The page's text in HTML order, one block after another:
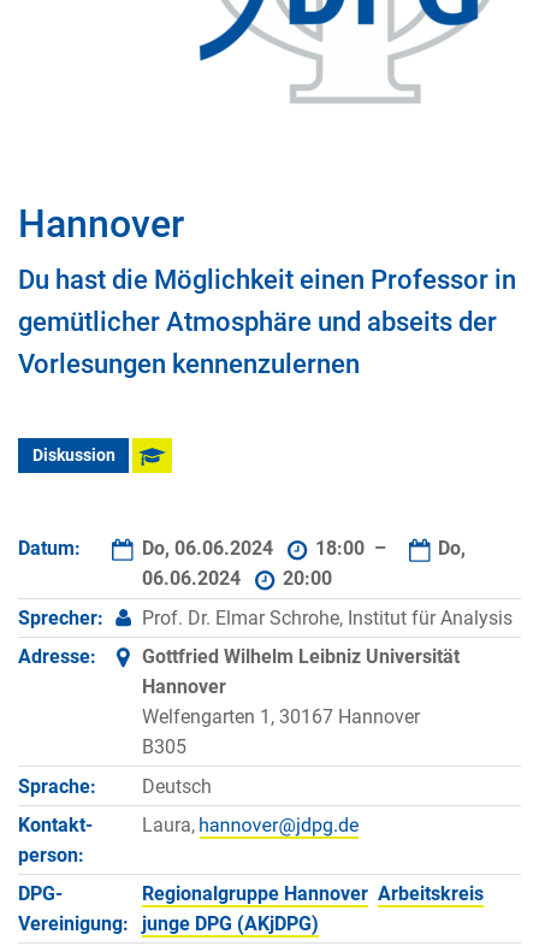
Hannover
Du hast die Möglichkeit einen Professor in
gemütlicher Atmosphäre und abseits der
Vorlesungen kennenzulernen
Diskussion
Datum: Do, 06.06.2024 18:00 –
Do,
06.06.2024
20:00
Sprecher:
Prof. Dr. Elmar Schrohe, Institut für Analysis
Adresse:
Gottfried Wilhelm Leibniz Universität
Hannover
Welfengarten 1, 30167 Hannover
B305
Sprache:
Deutsch
Kontakt­
person:
Laura,
DPG-
Vereinigung:
Regionalgruppe Hannover Arbeitskreis
junge DPG (AKjDPG)